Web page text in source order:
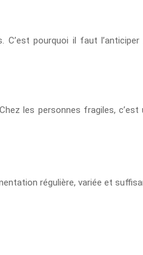
pourquoi il faut
les personnes fragiles, c’est
régulière, variée et